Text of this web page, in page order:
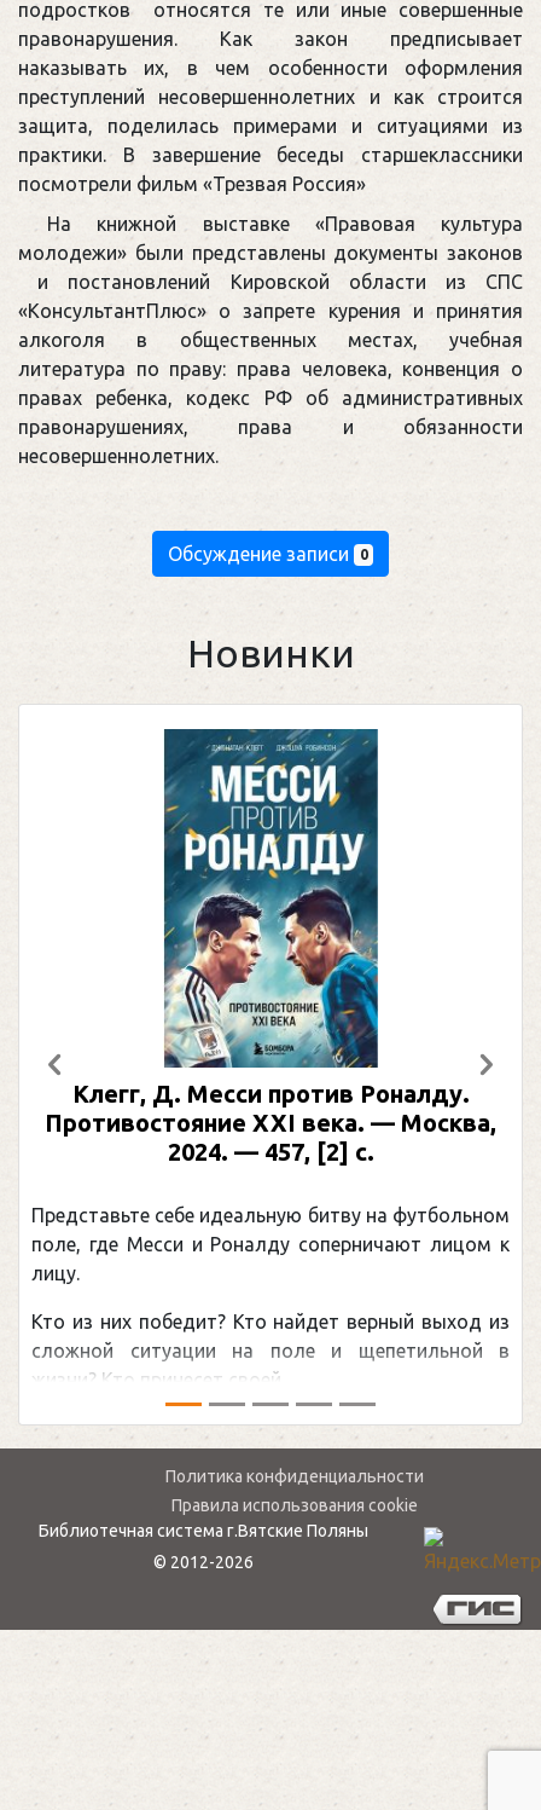
подростков относятся те или иные совершенные
правонарушения. Как закон предписывает
наказывать их, в чем особенности оформления
преступлений несовершеннолетних и как строится
защита, поделилась примерами и ситуациями из
практики. В завершение беседы старшеклассники
посмотрели фильм «Трезвая Россия»
На книжной выставке «Правовая культура
молодежи» были представлены документы законов
и постановлений Кировской области из СПС
«КонсультантПлюс» о запрете курения и принятия
алкоголя в общественных местах, учебная
литература по праву: права человека, конвенция о
правах ребенка, кодекс РФ об административных
правонарушениях, права и обязанности
несовершеннолетних.
Обсуждение записи 0
Новинки
Клегг, Д. Месси против Роналду.
XXI века. — Москва,
2024. — 457, [2] с.
себе идеальную битву на футбольном
где Месси и Роналду соперничают лицом к
из них победит? Кто найдет верный выход из
ситуации на поле и щепетильной в
Кто принесет своей ...
Предыдущий
Политика конфиденциальности
Правила использования cookie
Библиотечная система г.Вятские Поляны
© 2012-2026